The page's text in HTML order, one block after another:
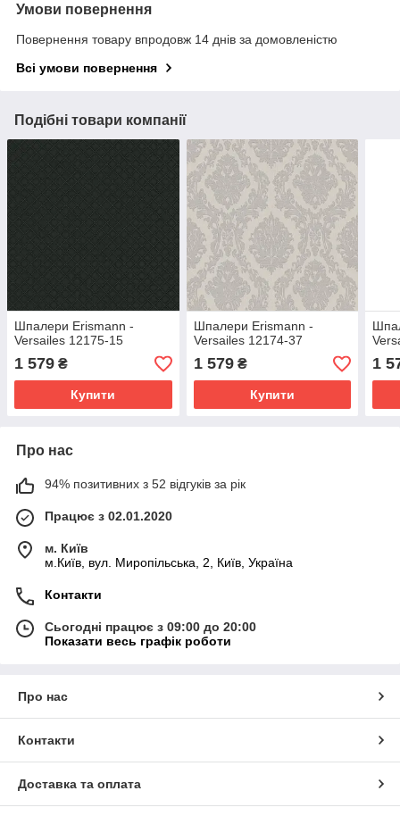
Умови повернення
Повернення товару впродовж 14 днів за домовленістю
Всі умови повернення
Подібні товари компанії
Шпалери Erismann -
Versailes 12175-15
1 579 ₴
Купити
Шпалери Erismann -
Versailes 12174-37
1 579₴
Купити
1
Про нас
94% позитивних з 52 відгуків за рік
Працює з 02.01.2020
м. Київ
м.Київ, вул. Миропільська, 2, Київ, Україна
Контакти
Сьогодні працює з 09:00 до 20:00
Показати весь графік роботи
Про нас
Контакти
Доставка та оплата